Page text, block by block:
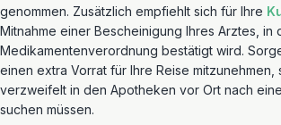
genommen. Zusätzlich empfiehlt sich für Ihre
Mitnahme einer Bescheinigung Ihres Arztes, in
Medikamentenverordnung bestätigt wird.
einen extra Vorrat für Ihre Reise mitzunehmen,
verzweifelt in den Apotheken vor Ort nach
suchen müssen.